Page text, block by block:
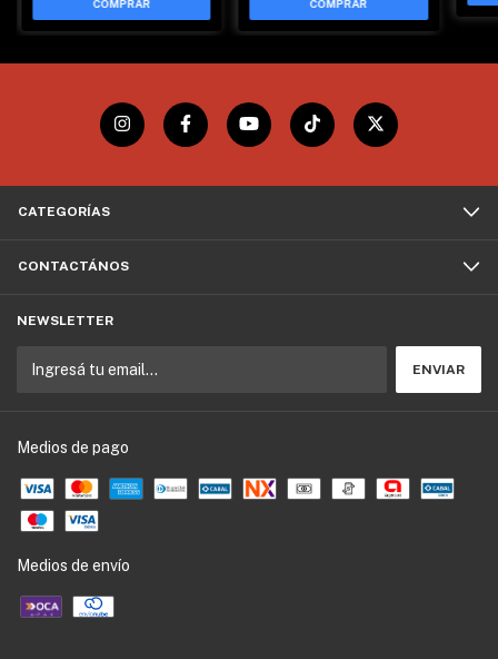
CATEGORÍAS
CONTACTÁNOS
NEWSLETTER
Medios de pago
Medios de envío